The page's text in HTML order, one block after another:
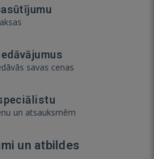
savas cenas
un atsauksmēm
un atbildes